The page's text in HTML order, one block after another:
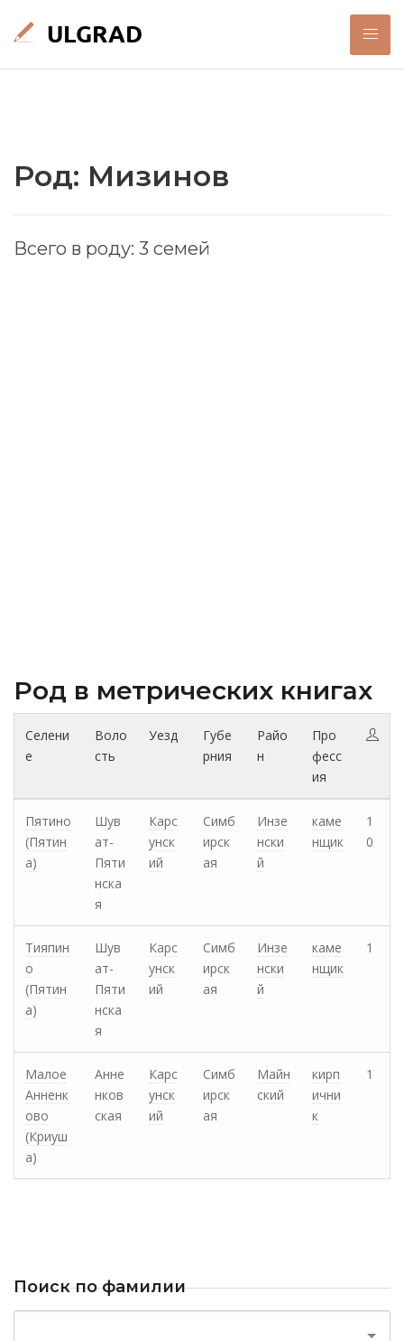
Род: Мизинов
Всего в роду: 3 семей
Род в метрических книгах
Селени
е
Воло
сть
Уезд
Губе
рния
Райо
н
Про
фесс
ия
Пятино
(Пятин
а)
Шув
ат-
Пяти
нска
я
Карс
унск
ий
Симб
ирск
ая
Инзе
нски
й
каме
нщик
1
0
Тияпин
о
(Пятин
а)
Шув
ат-
Пяти
нска
я
Карс
унск
ий
Симб
ирск
ая
Инзе
нски
й
каме
нщик
1
Малое
Анненк
ово
(Криуш
а)
Анне
нков
ская
Карс
унск
ий
Симб
ирск
ая
Майн
ский
кирп
ични
к
1
Поиск по фамилии